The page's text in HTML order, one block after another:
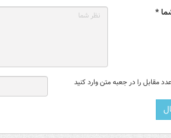
*
مقابل را در جعبه متن وارد کنید